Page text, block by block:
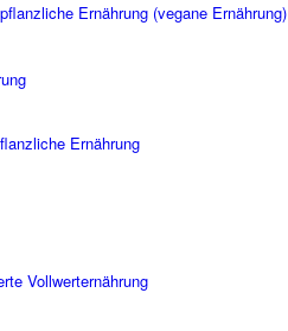
Ernährung (vegane Ernährung)
Ernährung
Vollwerternährung